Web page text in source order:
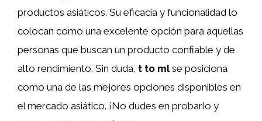
productos asiáticos. Su eficacia y funcionalidad lo
colocan como una excelente opción para aquellas
personas que buscan un producto confiable y de
alto rendimiento. Sin duda, t to mlse posiciona
como una de las mejores opciones disponibles en
el mercado asiático. ¡No dudes en probarlo y